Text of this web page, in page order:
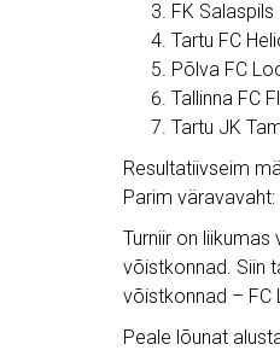
FK Salaspils
Tartu FC
Põlva FC
Tallinna FC
Tartu JK
Resultatiivseim
Parim
Turniir on
võistkonnad. Siin
võistkonnad – FC
Peale lõunat